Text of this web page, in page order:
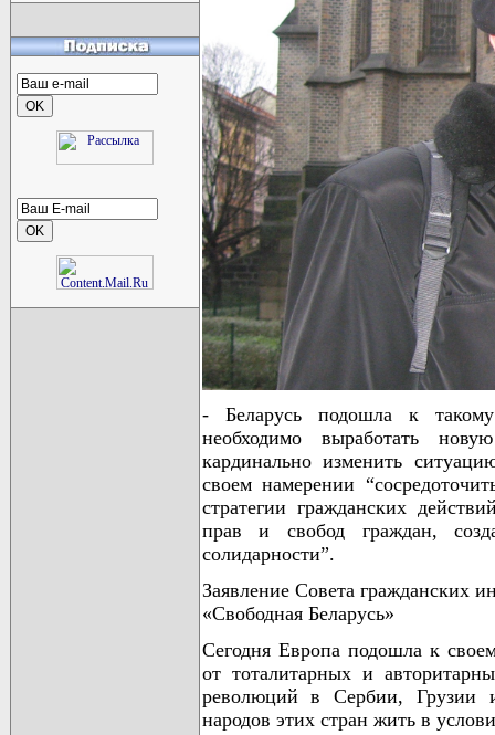
- Беларусь подошла к
необходимо выработать
кардинально изменить
своем намерении
стратегии гражданских
прав и свобод граждан,
солидарности”.
Заявление Совета гражданских
«Свободная Беларусь»
Сегодня Европа подошла к
от тоталитарных и
революций в Сербии, Грузии
народов этих стран жить в